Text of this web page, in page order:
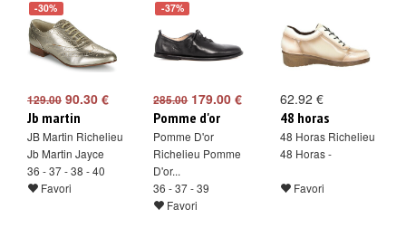
-30%
129.00 90.30 €
Jb martin
JB Martin Richelieu
Jb Martin Jayce
36 - 37 - 38 - 40
Favori
-37%
285.00179.00 €
Pomme d'or
Pomme D'or
Richelieu Pomme
D'or...
36 - 37 - 39
Favori
62.92 €
48 horas
48 Horas Richelieu
48 Horas -
Favori